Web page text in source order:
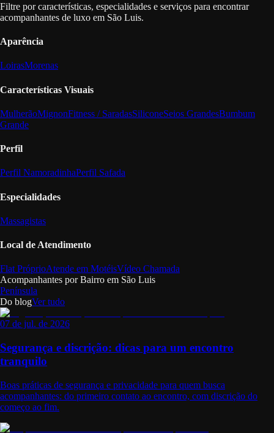
Filtre por características, especialidades e serviços para encontrar
acompanhantes de luxo em São Luis.
Aparência
LoirasMorenas
Características Visuais
MulherãoMignonFitness / SaradasSiliconeSeios GrandesBumbum
Grande
Perfil
Perfil NamoradinhaPerfil Safada
Especialidades
Massagistas
Local de Atendimento
Flat PróprioAtende em MotéisVídeo Chamada
Acompanhantes por Bairro em São Luis
Península
Do blogVer tudo
07 de jul. de 2026
Segurança e discrição: dicas para um encontro
tranquilo
Boas práticas de segurança e privacidade para quem busca
acompanhantes: do primeiro contato ao encontro, com discrição do
começo ao fim.